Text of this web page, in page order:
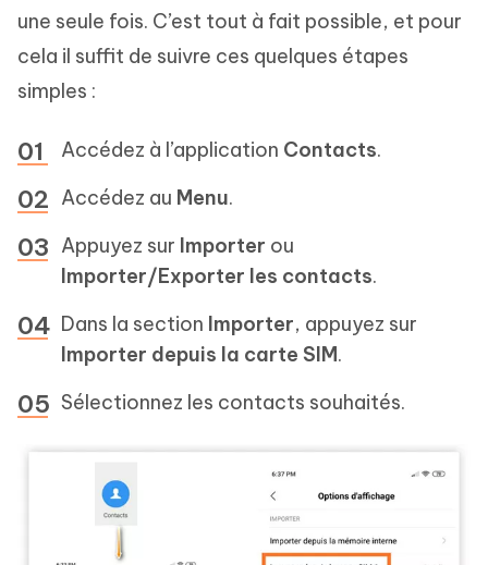
une seule fois. C’est tout à fait possible, et pour
cela il suffit de suivre ces quelques étapes
simples :
Accédez à l’application Contacts.
Accédez au Menu.
Appuyez sur Importer ou
Importer/Exporter les contacts.
Dans la section Importer, appuyez sur
Importer depuis la carte SIM.
Sélectionnez les contacts souhaités.